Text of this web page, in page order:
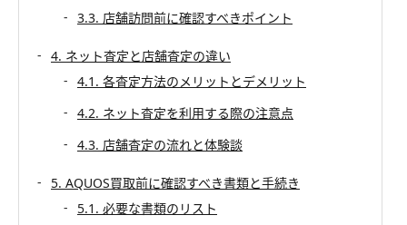
3.3. 店舗訪問前に確認すべきポイント
4. ネット査定と店舗査定の違い
4.1. 各査定方法のメリットとデメリット
4.2. ネット査定を利用する際の注意点
4.3. 店舗査定の流れと体験談
5. AQUOS買取前に確認すべき書類と手続き
5.1. 必要な書類のリスト